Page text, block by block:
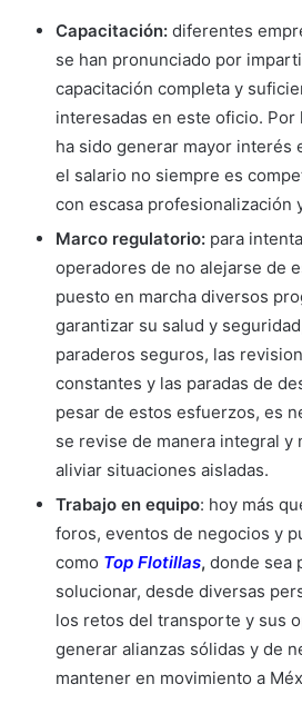
Capacitación: diferentes
se han pronunciado por
capacitación completa y
interesadas en este oficio.
ha sido generar mayor interés
el salario no siempre es
con escasa profesionalización
Marco regulatorio: para
operadores de no alejarse de
puesto en marcha diversos
garantizar su salud y
paraderos seguros, las
constantes y las paradas de
pesar de estos esfuerzos, es
se revise de manera integral y
aliviar situaciones aisladas.
Trabajo en equipo: hoy más
foros, eventos de negocios y
como Top Flotillas, donde sea
solucionar, desde diversas
los retos del transporte y sus
generar alianzas sólidas y de
mantener en movimiento a